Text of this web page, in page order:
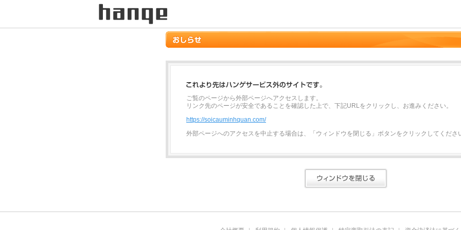
ご覧のページから外部ページへアクセスします。
リンク先のページが安全であることを確認した上で、下記URLをクリックし、お進みください。
https://soicauminhquan.com/
外部ページへのアクセスを中止する場合は、「ウィンドウを閉じる」ボタンをクリックしてくださ